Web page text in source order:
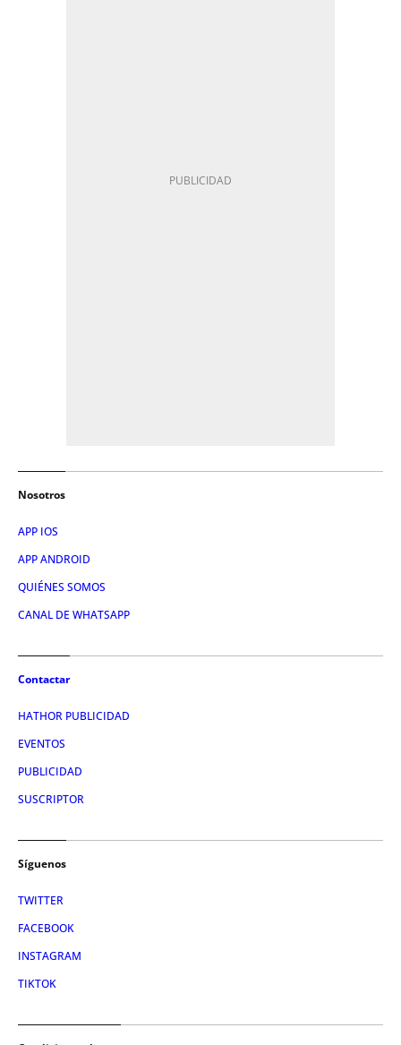
Nosotros
APP IOS
APP ANDROID
QUIÉNES SOMOS
CANAL DE WHATSAPP
Contactar
HATHOR PUBLICIDAD
EVENTOS
PUBLICIDAD
SUSCRIPTOR
Síguenos
TWITTER
FACEBOOK
INSTAGRAM
TIKTOK